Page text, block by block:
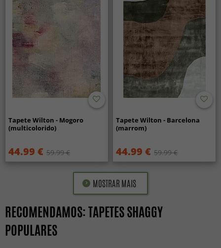
Tapete Wilton - Mogoro
(multicolorido)
44.99 € 59.99 €
Tapete Wilton - Barcelona
(marrom)
44.99 € 59.99 €
MOSTRAR MAIS
RECOMENDAMOS: TAPETES SHAGGY
POPULARES